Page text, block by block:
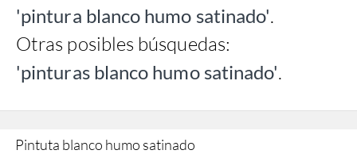
'pintura blanco humo satinado'.
Otras posibles búsquedas:
'pinturas blanco humo satinado'.
Pintuta blanco humo satinado